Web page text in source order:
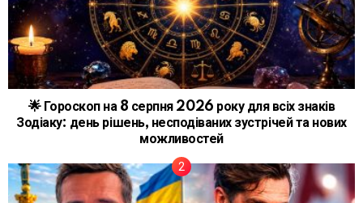
🌟 Гороскоп на 8 серпня 2026 року для всіх знаків
Зодіаку: день рішень, несподіваних зустрічей та нових
можливостей